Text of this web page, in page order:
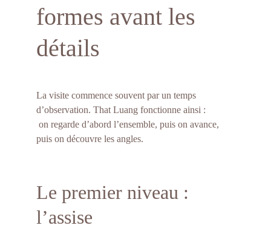
formes avant les
détails
La visite commence souvent par un temps
d’observation. That Luang fonctionne ainsi :
puis on découvre les angles.
Le premier niveau :
l’assise